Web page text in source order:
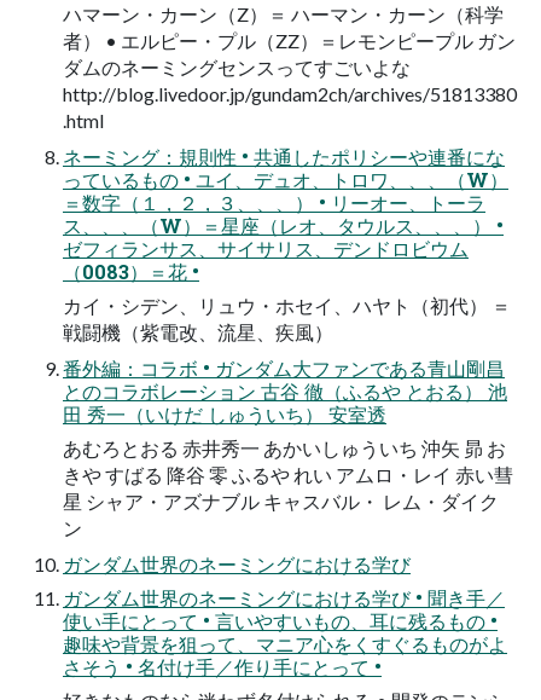
ハマーン・カーン（Z）＝ ハーマン・カーン（科学
者） • エルピー・プル（ZZ）＝レモンピープル ガン
ダムのネーミングセンスってすごいよな
http://blog.livedoor.jp/gundam2ch/archives/51813380
.html
ネーミング：規則性 • 共通したポリシーや連番にな
っているもの • ユイ、デュオ、トロワ、、、（W）
＝数字（１，２，３、、、） • リーオー、トーラ
ス、、、（W）＝星座（レオ、タウルス、、、） •
ゼフィランサス、サイサリス、デンドロビウム
（0083）＝花 •
カイ・シデン、リュウ・ホセイ、ハヤト（初代） ＝
戦闘機（紫電改、流星、疾風）
番外編：コラボ • ガンダム大ファンである青山剛昌
とのコラボレーション 古谷 徹（ふるや とおる） 池
田 秀一（いけだ しゅういち） 安室透
あむろとおる 赤井秀一 あかいしゅういち 沖矢 昴 お
きや すばる 降谷 零 ふるや れい アムロ・レイ 赤い彗
星 シャア・アズナブル キャスバル・ レム・ダイク
ン
ガンダム世界のネーミングにおける学び
ガンダム世界のネーミングにおける学び • 聞き手／
使い手にとって • 言いやすいもの、耳に残るもの •
趣味や背景を狙って、マニア心をくすぐるものがよ
さそう • 名付け手／作り手にとって •